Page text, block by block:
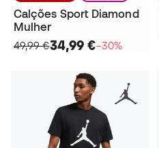
Calções Sport Diamond
Mulher
49,99 €34,99 €−30%